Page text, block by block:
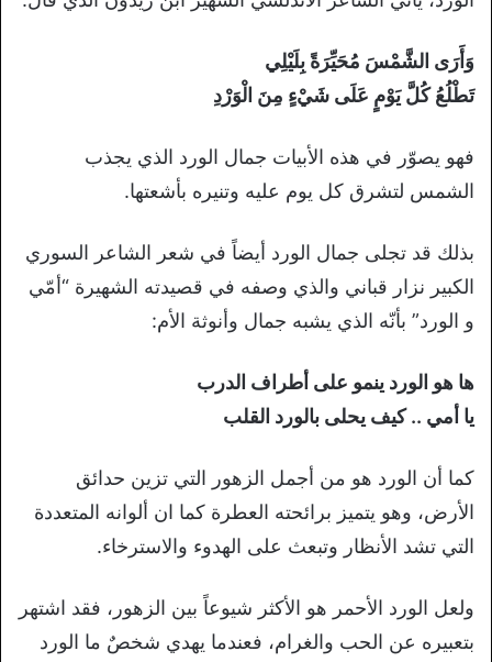
وَأَرَى الشَّمْسَ مُحَيِّرَةً بِلَيْلِي
تَطْلُعُ كُلَّ يَوْمٍ عَلَى شَيْءٍ مِنَ الْوَرْدِ
فهو يصوّر في هذه الأبيات جمال الورد الذي يجذب
الشمس لتشرق كل يوم عليه وتنيره بأشعتها.
بذلك قد تجلى جمال الورد أيضاً في شعر الشاعر السوري
الكبير نزار قباني والذي وصفه في قصيدته الشهيرة “أمّي
و الورد” بأنّه الذي يشبه جمال وأنوثة الأم:
ها هو الورد ينمو على أطراف الدرب
يا أمي .. كيف يحلى بالورد القلب
كما أن الورد هو من أجمل الزهور التي تزين حدائق
الأرض، وهو يتميز برائحته العطرة كما ان ألوانه المتعددة
التي تشد الأنظار وتبعث على الهدوء والاسترخاء.
ولعل الورد الأحمر هو الأكثر شيوعاً بين الزهور، فقد اشتهر
بتعبيره عن الحب والغرام، فعندما يهدي شخصٌ ما الورد